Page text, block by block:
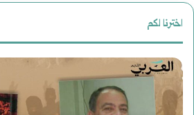
اخترنا لكم
رواية
(الصاعدون